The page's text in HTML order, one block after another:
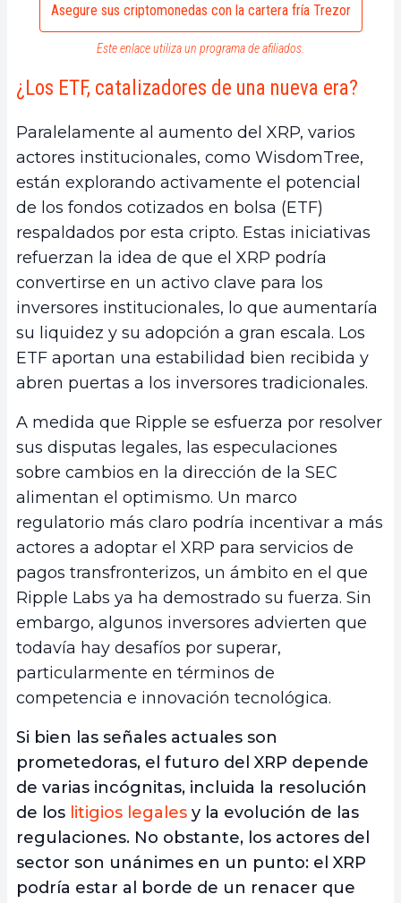
Asegure sus criptomonedas con la cartera fría Trezor
Este enlace utiliza un programa de afiliados.
¿Los ETF, catalizadores de una nueva era?
Paralelamente al aumento del XRP, varios
actores institucionales, como WisdomTree,
están explorando activamente el potencial
de los fondos cotizados en bolsa (ETF)
respaldados por esta cripto. Estas iniciativas
refuerzan la idea de que el XRP podría
convertirse en un activo clave para los
inversores institucionales, lo que aumentaría
su liquidez y su adopción a gran escala. Los
ETF aportan una estabilidad bien recibida y
abren puertas a los inversores tradicionales.
A medida que Ripple se esfuerza por resolver
sus disputas legales, las especulaciones
sobre cambios en la dirección de la SEC
alimentan el optimismo. Un marco
regulatorio más claro podría incentivar a más
actores a adoptar el XRP para servicios de
pagos transfronterizos, un ámbito en el que
Ripple Labs ya ha demostrado su fuerza. Sin
embargo, algunos inversores advierten que
todavía hay desafíos por superar,
particularmente en términos de
competencia e innovación tecnológica.
Si bien las señales actuales son
prometedoras, el futuro del XRP depende
de varias incógnitas, incluida la resolución
de los litigios legales y la evolución de las
regulaciones. No obstante, los actores del
sector son unánimes en un punto: el XRP
podría estar al borde de un renacer que